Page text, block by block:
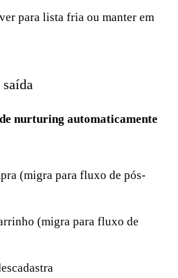
para lista fria ou manter em
nurturing automaticamente
(migra para fluxo de pós-
(migra para fluxo de